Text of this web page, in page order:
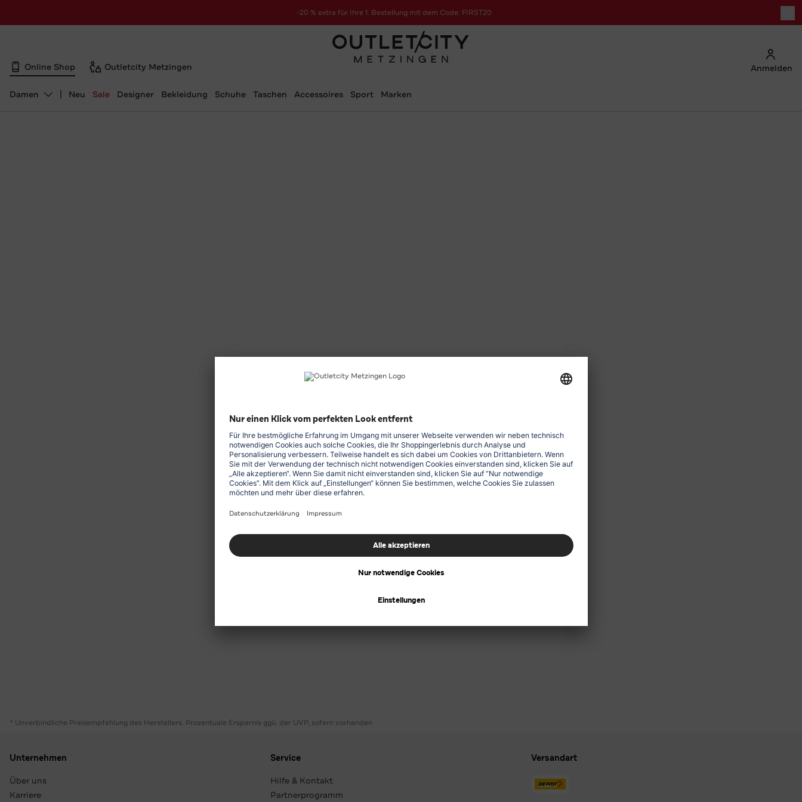
-20 % extra für Ihre 1. Bestellung mit dem Code: FIRST20
Online Shop Outletcity Metzingen Anmelden
Abteilung ändern, ausgewählt:
Damen Neu Sale Designer Bekleidung Schuhe Taschen Accessoires Sport Marken
* Unverbindliche Preisempfehlung des Herstellers. Prozentuale Ersparnis ggü. der UVP, sofern vorhanden
Unternehmen
Über uns
Karriere
Service
Hilfe & Kontakt
Partnerprogramm
Versandart